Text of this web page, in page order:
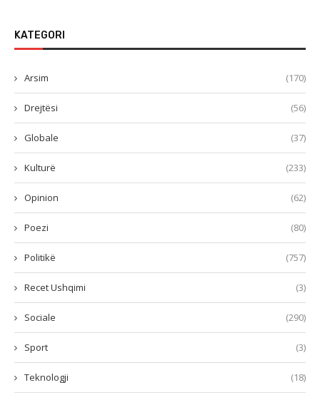
KATEGORI
Arsim (170)
Drejtësi (56)
Globale (37)
Kulturë (233)
Opinion (62)
Poezi (80)
Politikë (757)
Recet Ushqimi (3)
Sociale (290)
Sport (3)
Teknologji (18)